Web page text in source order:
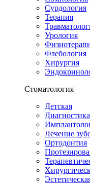
Сурдология
Терапия
Урология
Флебология
Хирургия
Стоматология
Детская
Диагностика
Лечение
Ортодонтия